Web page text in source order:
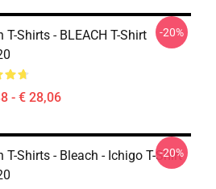
T-Shirts - BLEACH T-Shirt
- € 28,06
-20%
T-Shirts - Bleach - Ichigo T-Shirt
-20%